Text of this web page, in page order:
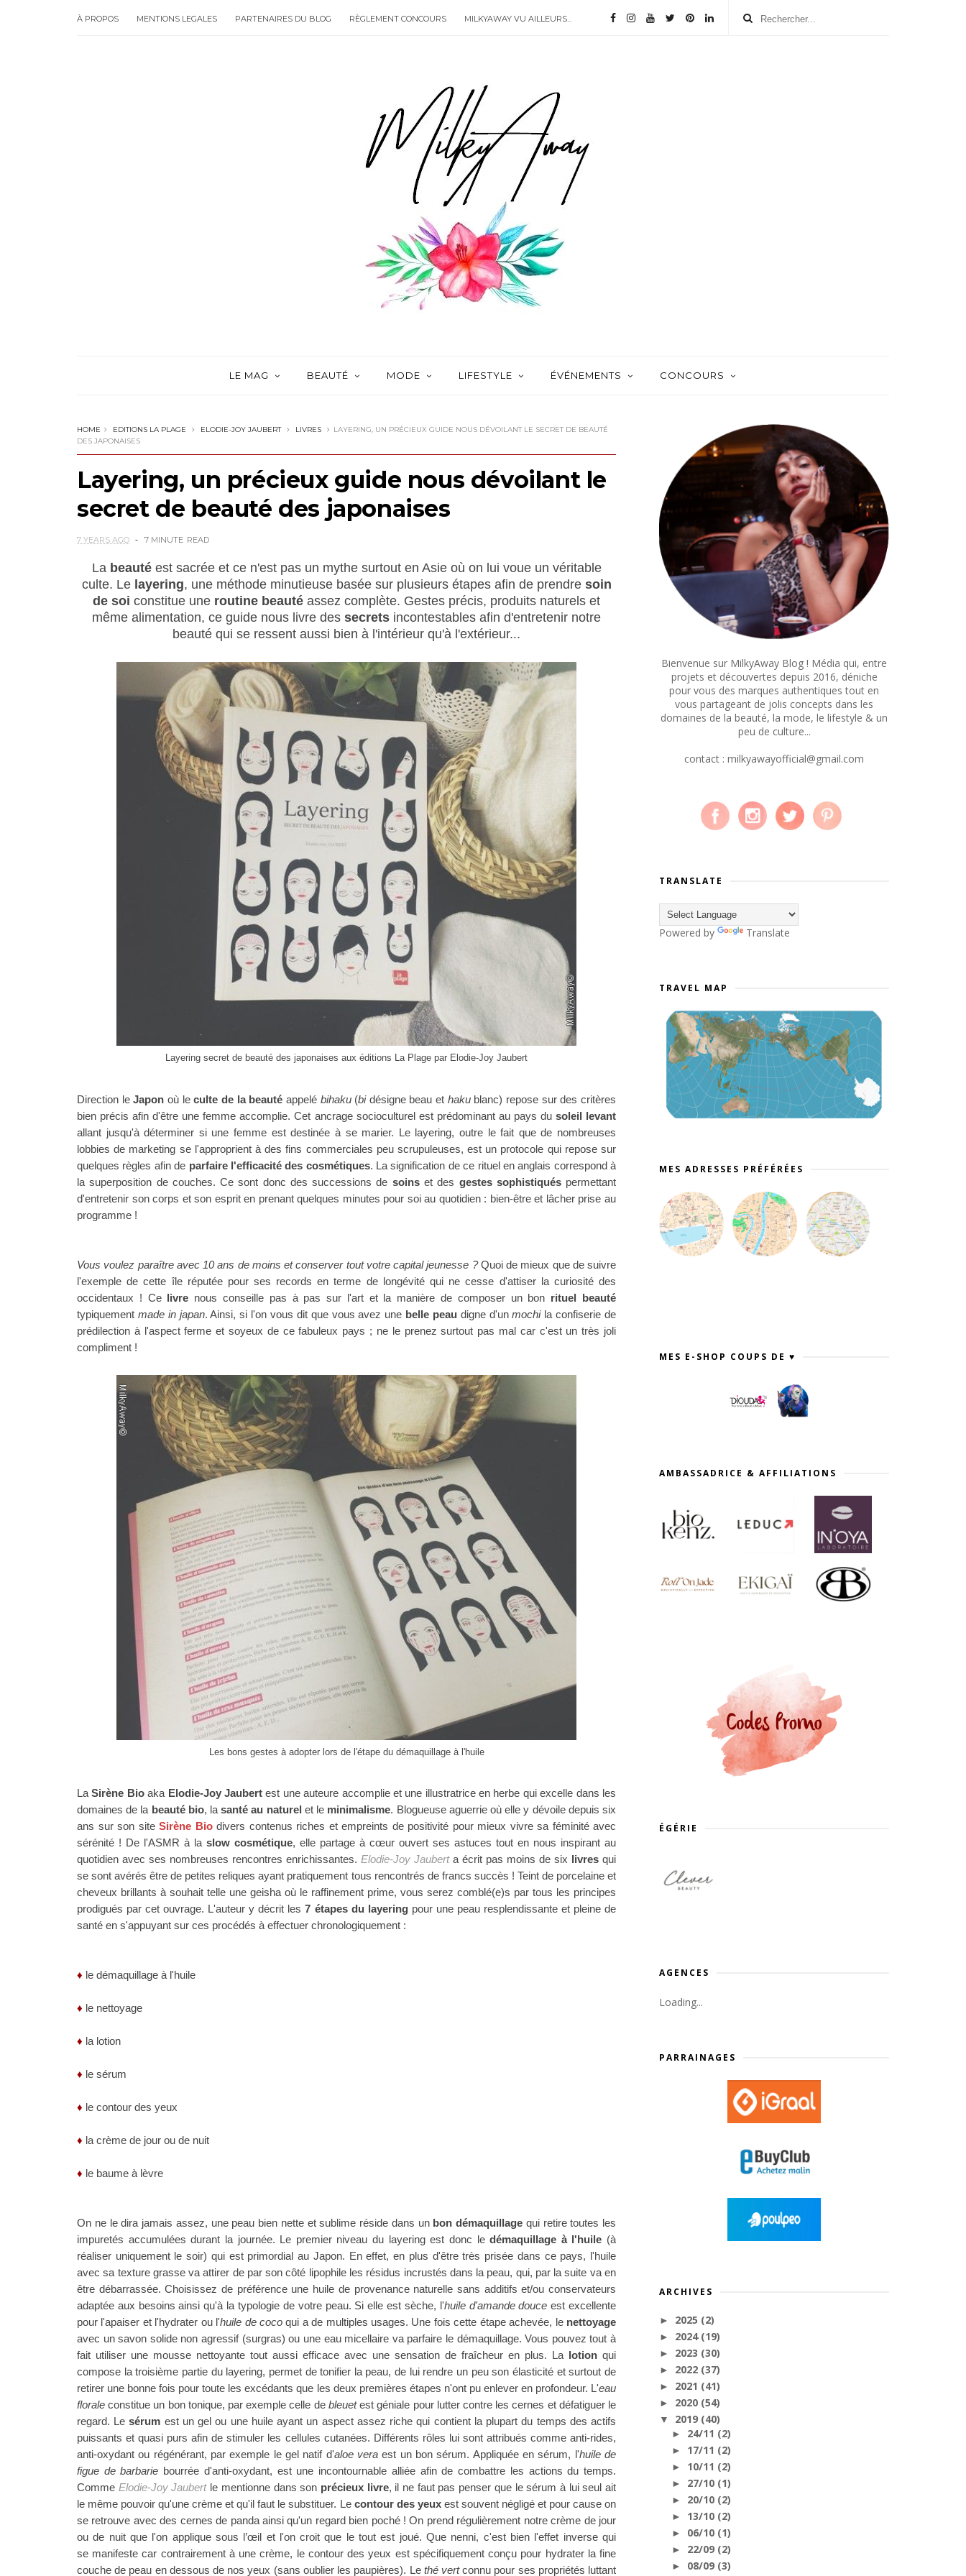
À PROPOS MENTIONS LEGALES PARTENAIRES DU BLOG RÈGLEMENT CONCOURS MILKYAWAY VU AILLEURS...
LE MAG BEAUTÉ MODE LIFESTYLE ÉVÉNEMENTS CONCOURS
HOME EDITIONS LA PLAGE ELODIE-JOY JAUBERT LIVRES
LAYERING, UN PRÉCIEUX GUIDE NOUS DÉVOILANT LE SECRET DE BEAUTÉ
DES JAPONAISES
Layering, un précieux guide nous dévoilant le
secret de beauté des japonaises
7 YEARS AGO 7 MINUTE READ
La beautéest sacrée et ce n'est pas un mythe surtout en Asie où on lui voue un véritable
culte. Le layering, une méthode minutieuse basée sur plusieurs étapes afin de prendre soin
de soi constitue une routine beauté assez complète. Gestes précis, produits naturels et
même alimentation, ce guide nous livre des secrets incontestables afin d'entretenir notre
beauté qui se ressent aussi bien à l'intérieur qu'à l'extérieur...
Layering secret de beauté des japonaises aux éditions La Plage par Elodie-Joy Jaubert
Direction leJapon où leculte de la beauté appelé bihaku(bidésigne beau et hakublanc) repose sur des critères
bien précis afin d'être une femme accomplie. Cet ancrage socioculturel est prédominant au pays du soleil levant
allant jusqu'à déterminer si une femme est destinée à se marier. Le layering, outre le fait que de nombreuses
lobbies de marketing se l'approprient à des fins commerciales peu scrupuleuses, est un protocole qui repose sur
quelques règles afin de parfaire l'efficacité des cosmétiques. La signification de ce rituel en anglais correspond à
la superposition de couches.Ce sont donc des successions de soinset des gestes sophistiquéspermettant
d'entretenir son corps et son esprit en prenant quelques minutes pour soi au quotidien : bien-être et lâcher prise au
programme !
Vous voulez paraître avec 10 ans de moins et conserver tout votre capital jeunesse ? Quoi de mieux que de suivre
l'exemple de cette île réputée pour ses records en terme de longévité qui ne cesse d'attiser la curiosité des
occidentaux ! Ce livre nous conseille pas à pas sur l'art et la manière de composer un bon rituel beauté
typiquement made in japan. Ainsi, si l'on vous dit que vous avez une belle peau digne d'unmochila confiserie de
prédilection à l'aspect ferme et soyeux de ce fabuleux pays ; ne le prenez surtout pas mal car c'est un très joli
compliment !
Les bons gestes à adopter lors de l'étape du démaquillage à l'huile
LaSirène Bioaka Elodie-Joy Jaubertest une auteure accomplie et une illustratrice en herbe qui excelle dans les
domaines de la beauté bio, lasanté au naturel et le minimalisme. Blogueuse aguerrie où elle y dévoile depuis six
ans sur son site Sirène Biodivers contenus riches et empreints de positivité pour mieux vivre sa féminité avec
sérénité ! De l'ASMR à la slow cosmétique, elle partage à cœur ouvert ses astuces tout en nous inspirant au
quotidien avec ses nombreuses rencontres enrichissantes. Elodie-Joy Jaubert a écrit pas moins de six livres qui
se sont avérés être de petites reliques ayant pratiquement tous rencontrés de francs succès ! Teint de porcelaine et
cheveux brillants à souhait telle une geisha où le raffinement prime, vous serez comblé(e)s par tous les principes
prodigués par cet ouvrage. L'auteur y décrit les7 étapes du layeringpour une peau resplendissante et pleine de
santé en s'appuyant sur ces procédés à effectuer chronologiquement :
♦ le démaquillage à l'huile
♦ le nettoyage
♦ la lotion
♦ le sérum
♦ le contour des yeux
♦ la crème de jour ou de nuit
♦ le baume à lèvre
On ne le dira jamais assez, une peau bien nette et sublime réside dans un bon démaquillage qui retire toutes les
impuretés accumulées durant la journée. Le premier niveau du layering est donc ledémaquillage à l'huile (à
réaliser uniquement le soir) qui est primordial au Japon. En effet, en plus d'être très prisée dans ce pays, l'huile
avec sa texture grasse va attirer de par son côté lipophile les résidus incrustés dans la peau, qui, par la suite va en
être débarrassée. Choisissez de préférence une huile deprovenance naturelle sans additifs et/ou conservateurs
adaptée aux besoins ainsi qu'à la typologie de votre peau. Si elle est sèche, l'huile d'amande douce est excellente
pour l'apaiser et l'hydrater ou l'huile de cocoqui a de multiples usages. Une fois cette étape achevée, le nettoyage
avec un savon solide non agressif (surgras) ou une eau micellaire va parfaire le démaquillage. Vous pouvez tout à
fait utiliser une mousse nettoyante tout aussi efficace avec une sensation de fraîcheur en plus. La lotion qui
compose la troisième partie du layering, permet de tonifier la peau, de lui rendre un peu son élasticité et surtout de
retirer une bonne fois pour toute les excédants que les deux premières étapes n'ont pu enlever en profondeur. L'eau
florale constitue un bon tonique, par exemple celle de bleuetest géniale pour lutter contre les cernes et défatiguer le
regard. Lesérum est un gel ou une huile ayant un aspect assez riche qui contient la plupart du temps des actifs
puissants et quasi purs afin de stimuler les cellules cutanées. Différents rôles lui sont attribués comme anti-rides,
anti-oxydant ou régénérant, par exemple le gel natif d'aloe vera est un bon sérum. Appliquée en sérum, l'huile de
figue de barbarie bourrée d'anti-oxydant, est une incontournable alliée afin de combattre les actions du temps.
Comme Elodie-Joy Jaubert le mentionne dans son précieux livre, il ne faut pas penser que le sérum à lui seul ait
le même pouvoir qu'une crème et qu'il faut le substituer. Le contour des yeuxest souvent négligé et pour cause on
se retrouve avec des cernes de panda ainsi qu'un regard bien poché ! On prend régulièrement notre crème de jour
ou de nuit que l'on applique sous l’œil et l'on croit que le tout est joué. Que nenni, c'est bien l'effet inverse qui
se manifeste car contrairement à une crème, le contour des yeux est spécifiquement conçu pour hydrater la fine
couche de peau en dessous de nos yeux (sans oublier les paupières). Le thé vertconnu pour ses propriétés luttant
Bienvenue sur MilkyAway Blog ! Média qui, entre
projets et découvertes depuis 2016, déniche
pour vous des marques authentiques tout en
vous partageant de jolis concepts dans les
domaines de la beauté, la mode, le lifestyle & un
peu de culture...
contact : milkyawayofficial@gmail.com
TRANSLATE
Powered by Translate
TRAVEL MAP
MES ADRESSES PRÉFÉRÉES
MES E-SHOP COUPS DE ♥
AMBASSADRICE & AFFILIATIONS
ÉGÉRIE
AGENCES
Loading...
PARRAINAGES
ARCHIVES
► 2025 (2)
► 2024 (19)
► 2023 (30)
► 2022 (37)
► 2021 (41)
► 2020 (54)
▼ 2019 (40)
► 24/11 (2)
► 17/11 (2)
► 10/11 (2)
► 27/10 (1)
► 20/10 (2)
► 13/10 (2)
► 06/10 (1)
► 22/09 (2)
► 08/09 (3)